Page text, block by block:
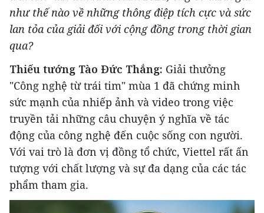
như thế nào về những thông điệp tích cực và sức
lan tỏa của giải đối với cộng đồng trong thời gian
qua?
Thiếu tướng Tào Đức Thắng: Giải thưởng
"Công nghệ từ trái tim" mùa 1 đã chứng minh
sức mạnh của nhiếp ảnh và video trong việc
truyền tải những câu chuyện ý nghĩa về tác
động của công nghệ đến cuộc sống con người.
Với vai trò là đơn vị đồng tổ chức, Viettel rất ấn
tượng với chất lượng và sự đa dạng của các tác
phẩm tham gia.